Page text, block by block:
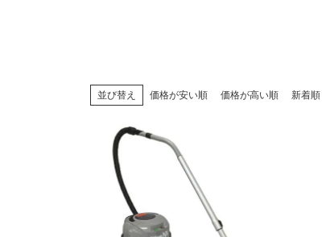
並び替え 価格が安い順 価格が高い順 新着順